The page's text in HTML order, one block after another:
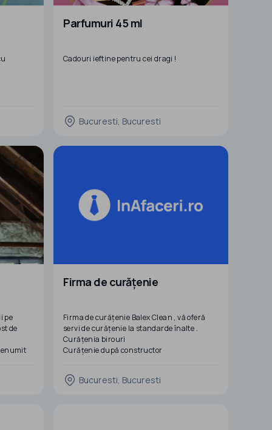
mash-
Parfumuri 45 ml
Cadouri ieftine pentru cei dragi !
Bucuresti, Bucuresti
pe
de
Firma de curățenie
Firma de curățenie Balex Clean , vă oferă
servi de curățenie la standarde înalte .
Curățenia birouri
Curățenie după constructor
Curățenie scări bloc
Firma noastră vă poate oferi curățenie și
Bucuresti, Bucuresti